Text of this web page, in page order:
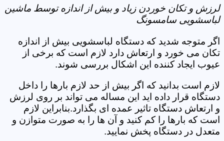
لرزش و تکان خوردن زیاد و بیش از اندازه توسط ماشین
لباسشویی سامسونگ
اگر متوجه شدید که دستگاه لباسشویی بیش از اندازه
تکان می خورد و ارتعاش دارد لازم است که برخی از
عیوب ایجاد کننده این اشکال بررسی شوند.
لازم است بدانید که اگر بیش از حد لازم بارها را داخل
دستگاه قرار داده اید این مساله می تواند بر روی لرزش
و ارتعاش دستگاه تاثیر عمده ای بگذارد.بنابراین لازم
است که بارها را کم کنید و آن ها را به صورت متوازن و
متعدل در دستگاه پخش نمایید.